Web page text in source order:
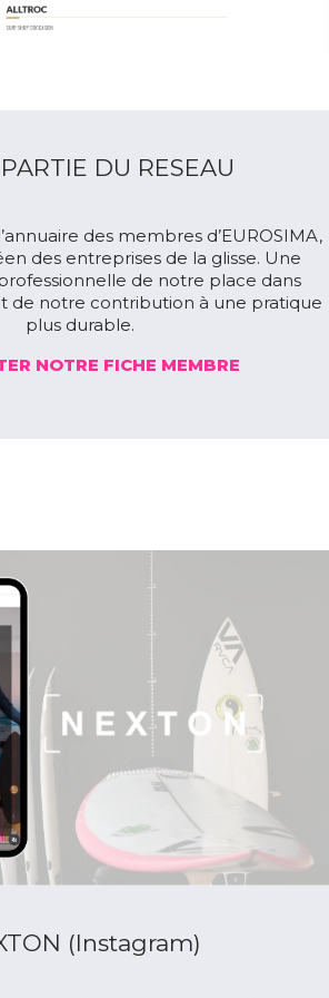
DU RESEAU
des membres d’EUROSIMA,
des entreprises de la glisse. Une
de notre place dans
de notre contribution à une pratique
plus durable.
NOTRE FICHE MEMBRE
(Instagram)